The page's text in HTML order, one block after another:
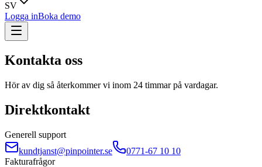
SV
Logga inBoka demo
Kontakta oss
Hör av dig så återkommer vi inom 24 timmar på vardagar.
Direktkontakt
Generell support
kundtjanst@pinpointer.se
0771-67 10 10
Fakturafrågor